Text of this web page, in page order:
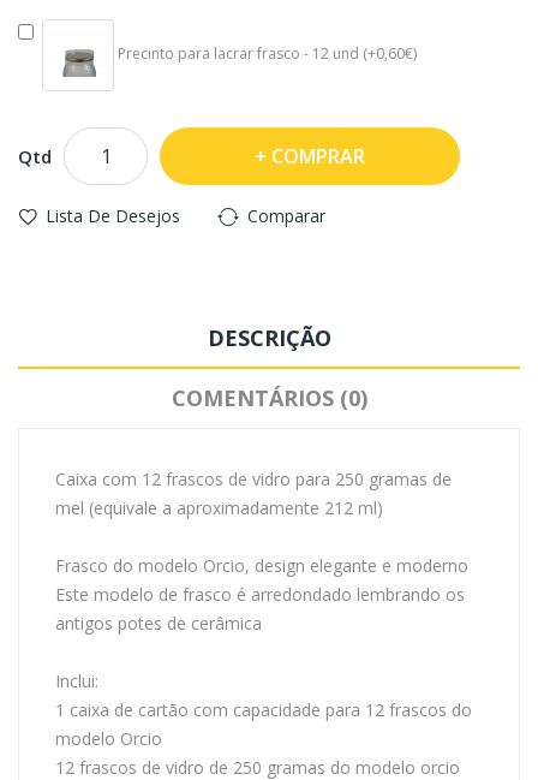
Precinto para lacrar frasco - 12 und (+0,60€)
Qtd COMPRAR
Lista De Desejos Comparar
DESCRIÇÃO
COMENTÁRIOS (0)
Caixa com 12 frascos de vidro para 250 gramas de
mel (equivale a aproximadamente 212 ml)
Frasco do modelo Orcio, design elegante e moderno
Este modelo de frasco é arredondado lembrando os
antigos potes de cerâmica
Inclui:
1 caixa de cartão com capacidade para 12 frascos do
modelo Orcio
12 frascos de vidro de 250 gramas do modelo orcio